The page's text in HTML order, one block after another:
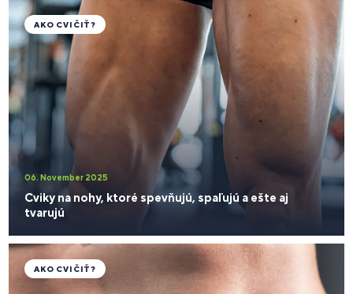
06. November 2025
Cviky na nohy, ktoré spevňujú, spaľujú a ešte aj
tvarujú
AKO CVIČIŤ?
AKO CVIČIŤ?